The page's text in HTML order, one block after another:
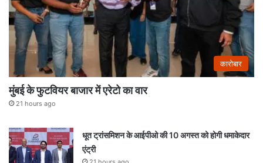
कारोबार
मुंबई के फुटवियर बाजार में एरेटो का वार
21 hours ago
धूत ट्रांसमिशन के आईपीओ की 10 अगस्त को होगी धमाकेदार
एंट्री